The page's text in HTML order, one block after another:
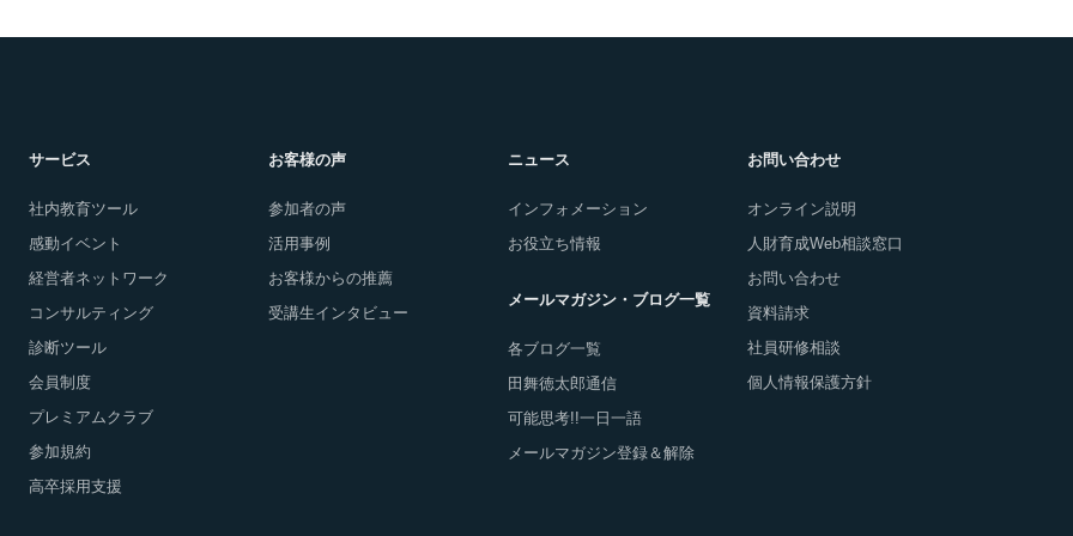
サービス
社内教育ツール
感動イベント
経営者ネットワーク
コンサルティング
診断ツール
会員制度
プレミアムクラブ
参加規約
高卒採用支援
お客様の声
参加者の声
活用事例
お客様からの推薦
受講生インタビュー
ニュース
インフォメーション
お役立ち情報
メールマガジン・ブログ一覧
各ブログ一覧
田舞徳太郎通信
可能思考!!一日一語
メールマガジン登録＆解除
お問い合わせ
オンライン説明
人財育成Web相談窓口
お問い合わせ
資料請求
社員研修相談
個人情報保護方針